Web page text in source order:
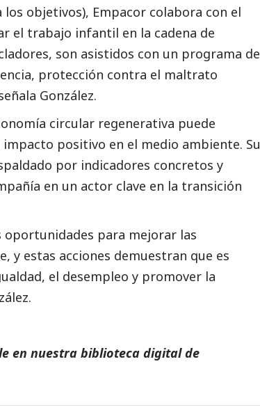
los objetivos), Empacor colabora con el
el trabajo infantil en la cadena de
son asistidos con un programa de
protección contra el maltrato
González.
circular regenerativa puede
positivo en el medio ambiente. Su
por indicadores concretos y
en un actor clave en la transición
oportunidades para mejorar las
y estas acciones demuestran que es
el desempleo y promover la
en nuestra biblioteca digital de